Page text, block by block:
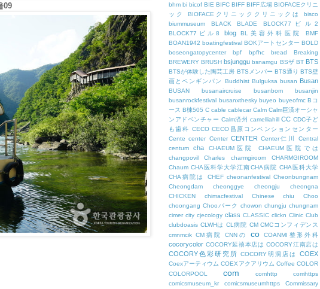
09
bhm bi bicof BIE BIFC BIFF BIFF広場 BIOFACEクリニ
ック
BIOFACEクリニッククリニックは
bisco
biummuseum
BLACK BLADE
BLOCK77ビル2
BLOCK77ビル8
blog BL美容外科医院
BMF
BOAN1942 boatingfestival BOKアートセンター BOLD
boseongatopycenter
bpf bpfhc bread
Breaking
BREWERY BRUSH bsjunggu bsnamgu BSザ BT BTS
BTSが体験した陶芸工房 BTSメンバー BTS通り BTS壁
画とペンギンパン
Buddhist Bulguksa busan Busan
BUSAN busanaircruise busanbom
busanjin
busanrockfestival busanxthesky buyeo buyeofmc Bコ
ース B棟505 C cable cablecar Calm Calm巨済オーシャ
ンアドベンチャー Calm済州 camelliahill CC CDC子ど
も歯科 CECO CECO昌原コンベンションセンター
Cente center Center CENTER Center仁川
Central
centum
cha CHAEUM医院
CHAEUM医院では
changpovil
Charles charmgiroom
CHARMGIROOM
Chaum CHA医科学大学江南CHA病院 CHA医科大学
CHA病院は
CHEF cheonanfestival Cheonbungnam
Cheongdam
cheonggye cheongju
cheongna
CHICKEN
chimacfestival Chinese chiu
Choo
choongang Chooパーク chowon chungju chungnam
cimer city cjecology class CLASSIC clickn Clinic Club
clubdoasis CLWHは CL病院 CM CMCコンフィデンス
cmnmcik CM病院 CNNの co COANMI整形外科
cocorycolor COCORY延禧本店は COCORY江南店は
COCORY色彩研究所 COCORY明洞店は COEX
Coexアーティウム COEXアクアリウム Coffee COLOR
COLORPOOL
com comhttp
comhttps
comicsmuseum_kr
comicsmuseumhttps
Commissary